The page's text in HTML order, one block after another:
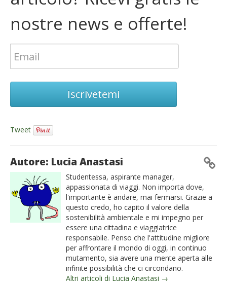
nostre news e offerte!
Iscrivetemi
Tweet
Autore: Lucia Anastasi
Studentessa, aspirante manager,
appassionata di viaggi. Non importa dove,
l'importante è andare, mai fermarsi. Grazie a
questo credo, ho capito il valore della
sostenibilità ambientale e mi impegno per
essere una cittadina e viaggiatrice
responsabile. Penso che l'attitudine migliore
per affrontare il mondo di oggi, in continuo
mutamento, sia avere una mente aperta alle
infinite possibilità che ci circondano.
Altri articoli di Lucia Anastasi →